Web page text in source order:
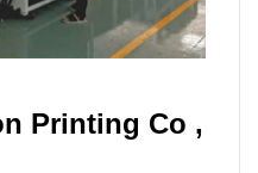
Printing Co ,